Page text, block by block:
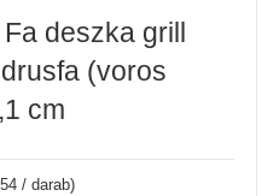
deszka grill
(voros
cm
/ darab)